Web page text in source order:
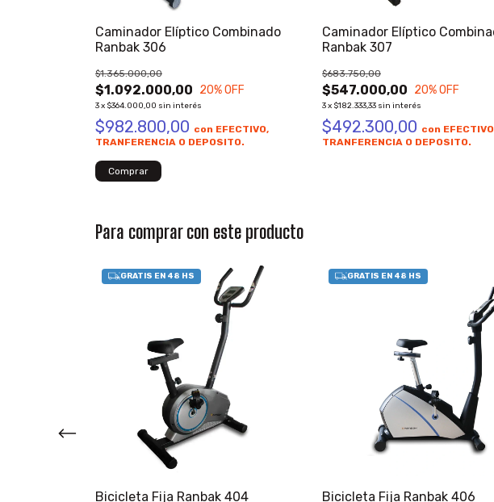
Caminador Elíptico Combinado
Ranbak 306
$1.092.000,00
$1.365.000,00
20% OFF
3x $364.000,00 sin interés
$982.800,00 con EFECTIVO,
TRANFERENCIA O DEPOSITO.
Caminador Elíptico
Ranbak 307
$547.000,00
$683.750,00
20% OFF
3x $182.333,33 sin interés
$492.300,00 con
TRANFERENCIA O DEPOSITO.
Para comprar con este producto
Bicicleta Fija Ranbak 404 Bicicleta Fija Ranbak 406